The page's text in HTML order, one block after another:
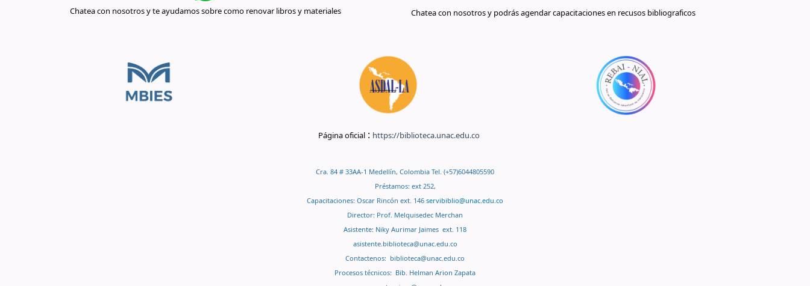
Chatea con nosotros y te ayudamos sobre como renovar libros y materiales Chatea con nosotros y podrás agendar capacitaciones en recusos bibliograficos
Página oficial : https://biblioteca.unac.edu.co
Cra. 84 # 33AA-1 Medellín, Colombia Tel. (+57)6044805590
Préstamos: ext 252,
Capacitaciones: Oscar Rincón ext. 146 servibiblio@unac.edu.co
Director: Prof. Melquisedec Merchan
Asistente: Niky Aurimar Jaimes ext. 118
asistente.biblioteca@unac.edu.co
Contactenos: biblioteca@unac.edu.co
Procesos técnicos: Bib. Helman Arion Zapata